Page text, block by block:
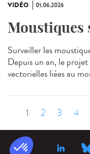
VIDÉO 01.06.2026
Moustiques
Surveiller les
Depuis un an, le
vectorielles liées au
1 2 3 4